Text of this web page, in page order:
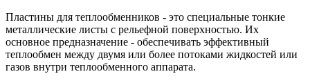
Пластины для теплообменников - это специальные тонкие
металлические листы с рельефной поверхностью. Их
основное предназначение - обеспечивать эффективный
теплообмен между двумя или более потоками жидкостей или
газов внутри теплообменного аппарата.